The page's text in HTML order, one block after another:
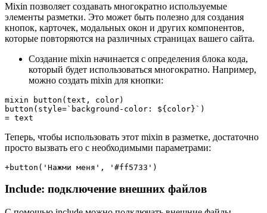
Mixin позволяет создавать многократно используемые
элементы разметки. Это может быть полезно для создания
кнопок, карточек, модальных окон и других компонентов,
которые повторяются на различных страницах вашего сайта.
Создание mixin начинается с определения блока кода,
который будет использоваться многократно. Например,
можно создать mixin для кнопки:
mixin button(text, color)
button(style=`background-color: ${color}`)
Теперь, чтобы использовать этот mixin в разметке, достаточно
просто вызвать его с необходимыми параметрами:
Include: подключение внешних файлов